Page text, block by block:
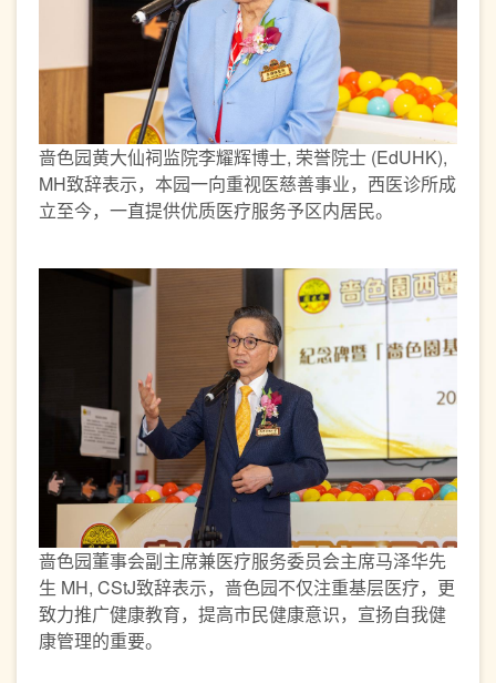
啬色园黄大仙祠监院李耀辉博士, 荣誉院士 (EdUHK),
MH致辞表示，本园一向重视医慈善事业，西医诊所成
立至今，一直提供优质医疗服务予区内居民。
啬色园董事会副主席兼医疗服务委员会主席马泽华先
生 MH, CStJ致辞表示，啬色园不仅注重基层医疗，更
致力推广健康教育，提高市民健康意识，宣扬自我健
康管理的重要。